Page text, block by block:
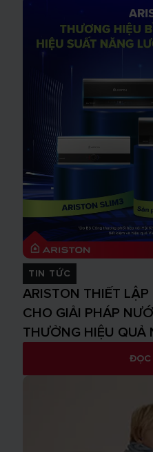
TIN TỨC
ARISTON THIẾT
CHO GIẢI PHÁP
THƯỞNG HIỆU
ĐỌC